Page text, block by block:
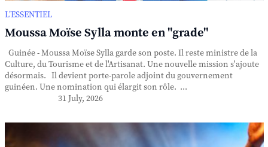
L’ESSENTIEL
Moussa Moïse Sylla monte en "grade"
Guinée - Moussa Moïse Sylla garde son poste. Il reste ministre de la
Culture, du Tourisme et de l'Artisanat. Une nouvelle mission s'ajoute
désormais. Il devient porte-parole adjoint du gouvernement
guinéen. Une nomination qui élargit son rôle. ...
31 July, 2026